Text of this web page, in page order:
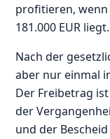
profitieren,
181.000 EUR liegt.
Nach der
aber nur einmal
Der Freibetrag
der
und der